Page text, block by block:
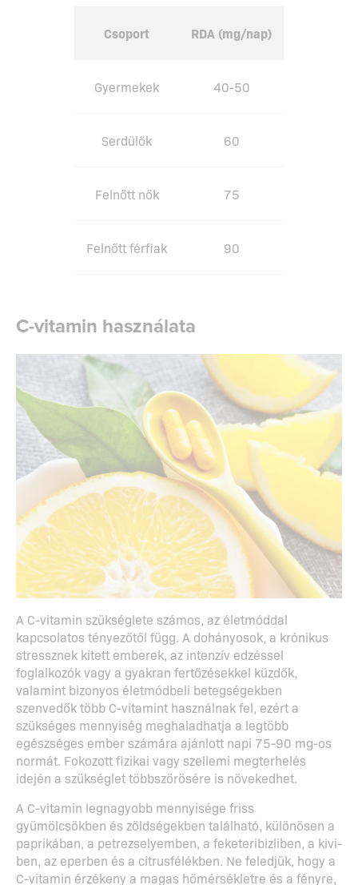
Csoport RDA (mg/nap)
Gyermekek 40-50
Serdülők 60
Felnőtt nők 75
Felnőtt férfiak 90
C-vitamin használata
A C-vitamin szükséglete számos, az életmóddal
kapcsolatos tényezőtől függ. A dohányosok, a krónikus
stressznek kitett emberek, az intenzív edzéssel
foglalkozók vagy a gyakran fertőzésekkel küzdők,
valamint bizonyos életmódbeli betegségekben
szenvedők több C-vitamint használnak fel, ezért a
szükséges mennyiség meghaladhatja a legtöbb
egészséges ember számára ajánlott napi 75-90 mg-os
normát. Fokozott fizikai vagy szellemi megterhelés
idején a szükséglet többszörösére is növekedhet.
A C-vitamin legnagyobb mennyisége friss
gyümölcsökben és zöldségekben található, különösen a
paprikában, a petrezselyemben, a feketeribizliben, a kivi-
ben, az eperben és a citrusfélékben. Ne feledjük, hogy a
C-vitamin érzékeny a magas hőmérsékletre és a fényre,